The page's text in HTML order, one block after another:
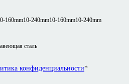
160mm10-240mm10-160mm10-240mm
сталь
конфиденциальности*